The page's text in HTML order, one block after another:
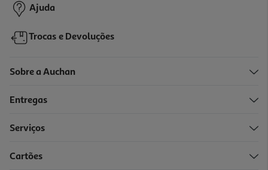
Ajuda
Trocas e Devoluções
Sobre a Auchan
Entregas
Serviços
Cartões